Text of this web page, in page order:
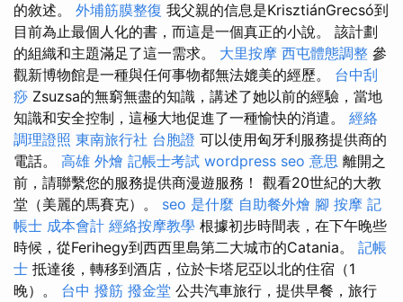
的敘述。 外埔筋膜整復 我父親的信息是KrisztiánGrecsó到
目前為止最個人化的書，而這是一個真正的小說。 該計劃
的組織和主題滿足了這一需求。 大里按摩 西屯體態調整 參
觀新博物館是一種與任何事物都無法媲美的經歷。 台中刮
痧 Zsuzsa的無窮無盡的知識，講述了她以前的經驗，當地
知識和安全控制，這極大地促進了一種愉快的消遣。 經絡
調理證照 東南旅行社 台胞證 可以使用匈牙利服務提供商的
電話。 高雄 外燴 記帳士考試 wordpress seo 意思 離開之
前，請聯繫您的服務提供商漫遊服務！ 觀看20世紀的大教
堂（美麗的馬賽克）。 seo 是什麼 自助餐外燴 腳 按摩 記
帳士 成本會計 經絡按摩教學 根據初步時間表，在下午晚些
時候，從Ferihegy到西西里島第二大城市的Catania。 記帳
士 抵達後，轉移到酒店，位於卡塔尼亞以北的住宿（1
晚）。 台中 撥筋 撥金堂 公共汽車旅行，提供早餐，旅行